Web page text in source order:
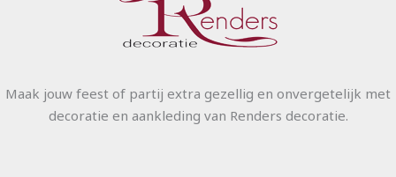
Maak jouw feest of partij extra gezellig en onvergetelijk met
decoratie en aankleding van Renders decoratie.